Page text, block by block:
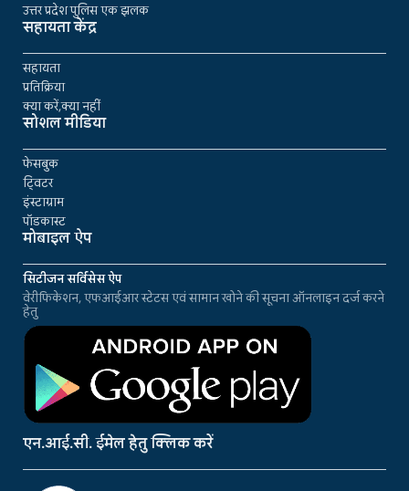
उत्तर प्रदेश पुलिस एक झलक
सहायता केंद्र
सहायता
प्रतिक्रिया
क्या करें,क्या नहीं
सोशल मीडिया
फेसबुक
ट्विटर
इंस्टाग्राम
पॉडकास्ट
मोबाइल ऐप
सिटीजन सर्विसेस ऐप
वेरीफिकेशन, एफआईआर स्टेटस एवं सामान खोने की सूचना ऑनलाइन दर्ज करने
हेतु
एन.आई.सी. ईमेल हेतु क्लिक करें